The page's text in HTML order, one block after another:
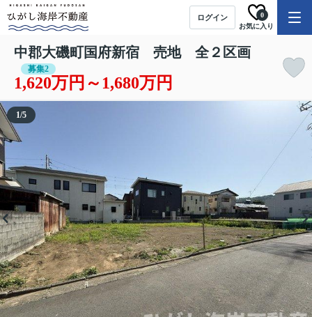
ログイン
お気に入り
0
中郡大磯町国府新宿 売地 全２区画
募集2
1,620万円～1,680万円
1/5